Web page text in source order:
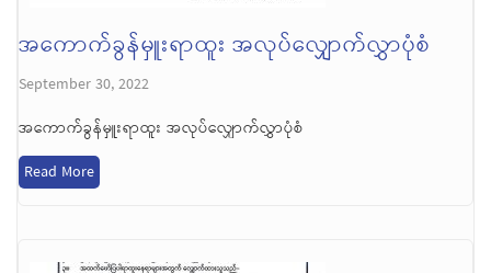
အကောက်ခွန်မှူးရာထူး အလုပ်လျှောက်လွှာပုံစံ
September 30, 2022
အကောက်ခွန်မှူးရာထူး အလုပ်လျှောက်လွှာပုံစံ
Read More